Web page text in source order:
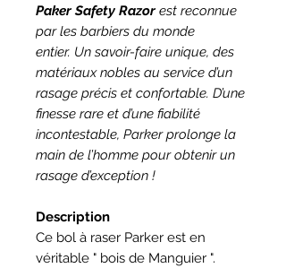
Paker Safety Razor est reconnue
par les barbiers du monde
entier. Un savoir-faire unique, des
matériaux nobles au service d’un
rasage précis et confortable. D’une
finesse rare et d’une fiabilité
incontestable, Parker prolonge la
main de l’homme pour obtenir un
rasage d’exception !
Description
Ce bol à raser Parker est en
véritable " bois de Manguier ".